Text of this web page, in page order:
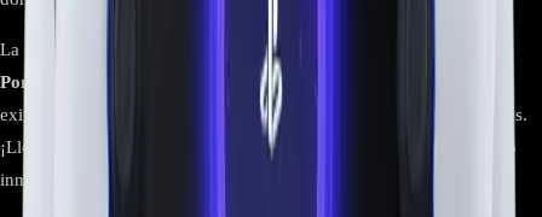
La capacidad y funcionalidad avanzada del
Portal
lo convierten en el compañero perfecto para jugadores
exigentes que buscan máxima libertad y rendimiento sin concesiones.
¡Lleva tu experiencia de juego al siguiente nivel con este dispositivo
innovador y versátil!